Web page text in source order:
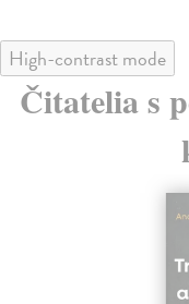
High-contrast mode
Čitatelia s